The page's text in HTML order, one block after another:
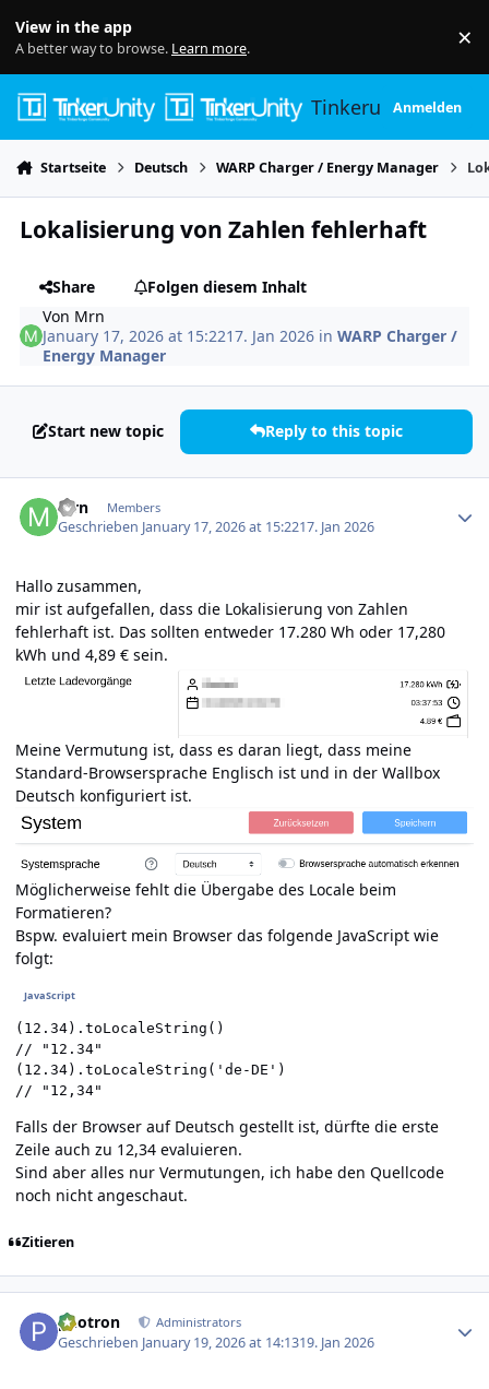
View in the app
A better way to browse. Learn more. ×
TinkerunityAnmelden
Startseite Deutsch WARP Charger / Energy Manager
Lokalisierung von Zahlen fehlerhaft
Share
Folgen diesem Inhalt
Von Mrn
January 17, 2026 at 15:2217. Jan 2026 inWARP Charger /
Energy Manager
Start new topic Reply to this topic
Mrn Members
Geschrieben January 17, 2026 at 15:2217. Jan 2026
Hallo zusammen,
mir ist aufgefallen, dass die Lokalisierung von Zahlen
fehlerhaft ist. Das sollten entweder 17.280 Wh oder 17,280
kWh und 4,89 € sein.
Meine Vermutung ist, dass es daran liegt, dass meine
Standard-Browsersprache Englisch ist und in der Wallbox
Deutsch konfiguriert ist.
Möglicherweise fehlt die Übergabe des Locale beim
Formatieren?
Bspw. evaluiert mein Browser das folgende JavaScript wie
folgt:
(12.34).toLocaleString()
// "12.34"
(12.34).toLocaleString('de-DE')
// "12,34"
Falls der Browser auf Deutsch gestellt ist, dürfte die erste
Zeile auch zu 12,34 evaluieren.
Sind aber alles nur Vermutungen, ich habe den Quellcode
noch nicht angeschaut.
Zitieren
photron Administrators
Geschrieben January 19, 2026 at 14:1319. Jan 2026